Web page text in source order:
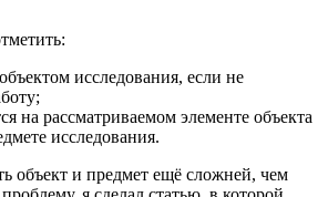
исследования, если не
на рассматриваемом элементе объекта
исследования.
объект и предмет ещё сложней, чем